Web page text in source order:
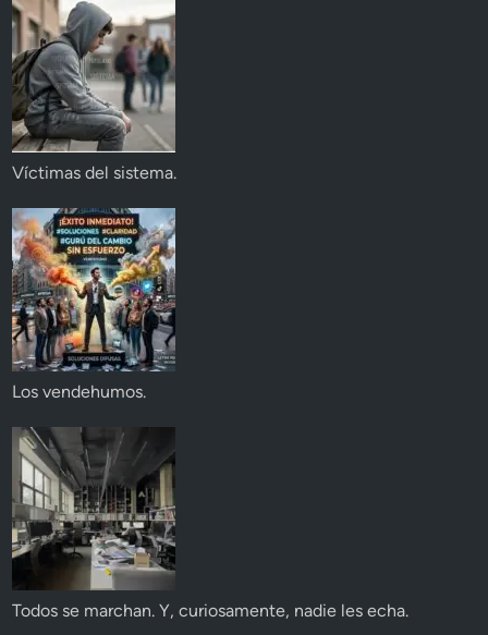
Víctimas del sistema.
Los vendehumos.
Todos se marchan. Y, curiosamente, nadie les echa.